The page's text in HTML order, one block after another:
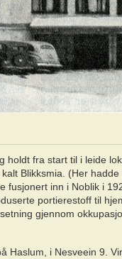
holdt fra start til i leide
Blikksmia. (Her hadde
fusjonert inn i Noblik i
portierestoff til
gjennom
Haslum, i Nesveein 9.